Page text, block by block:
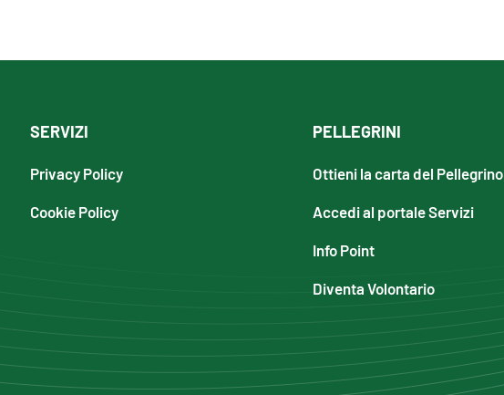
SERVIZI
Privacy Policy
Cookie Policy
PELLEGRINI
Ottieni la carta del Pellegrino
Accedi al portale Servizi
Info Point
Diventa Volontario